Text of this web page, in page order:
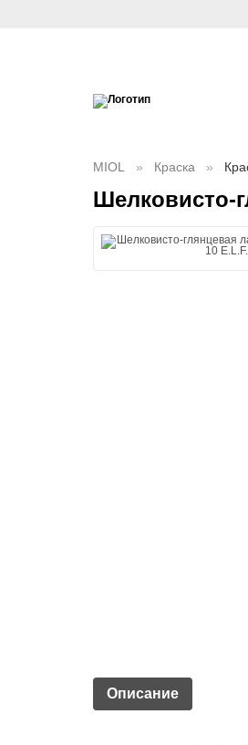
MIOL Краска
Шелковисто-
Описание